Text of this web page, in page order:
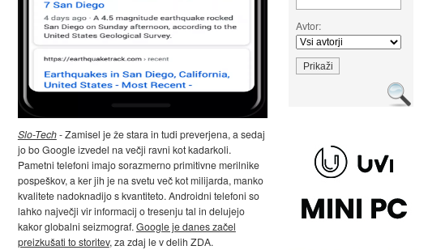
Avtor:
Slo-Tech- Zamisel je že stara in tudi preverjena, a sedaj
jo bo Google izvedel na večji ravni kot kadarkoli.
Pametni telefoni imajo sorazmerno primitivne merilnike
pospeškov, a ker jih je na svetu več kot milijarda, manko
kvalitete nadoknadijo s kvantiteto. Androidni telefoni so
lahko največji vir informacij o tresenju tal in delujejo
kakor globalni seizmograf. Google je danes začel
preizkušati to storitev, za zdaj le v delih ZDA.